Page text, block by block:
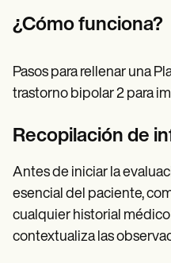
¿Cómo funciona?
Pasos para rellenar una
trastorno bipolar 2 para
Recopilación de
Antes de iniciar la
esencial del paciente,
cualquier historial
contextualiza las